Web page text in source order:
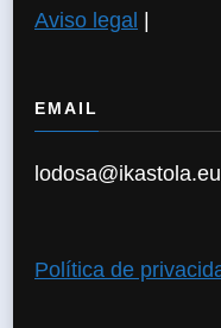
Aviso legal
EMAIL
Política de